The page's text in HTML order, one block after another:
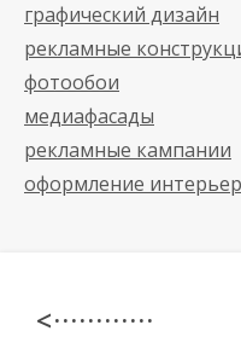
графический дизайн
рекламные
фотообои
медиафасады
рекламные кампании
оформление
< · · · · · · · · · · · ·